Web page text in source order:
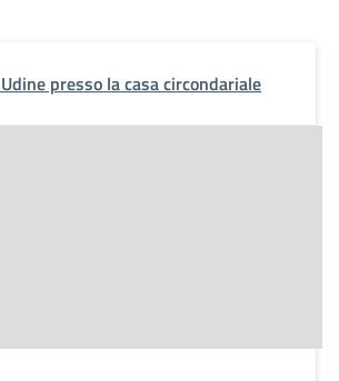
presso la casa circondariale